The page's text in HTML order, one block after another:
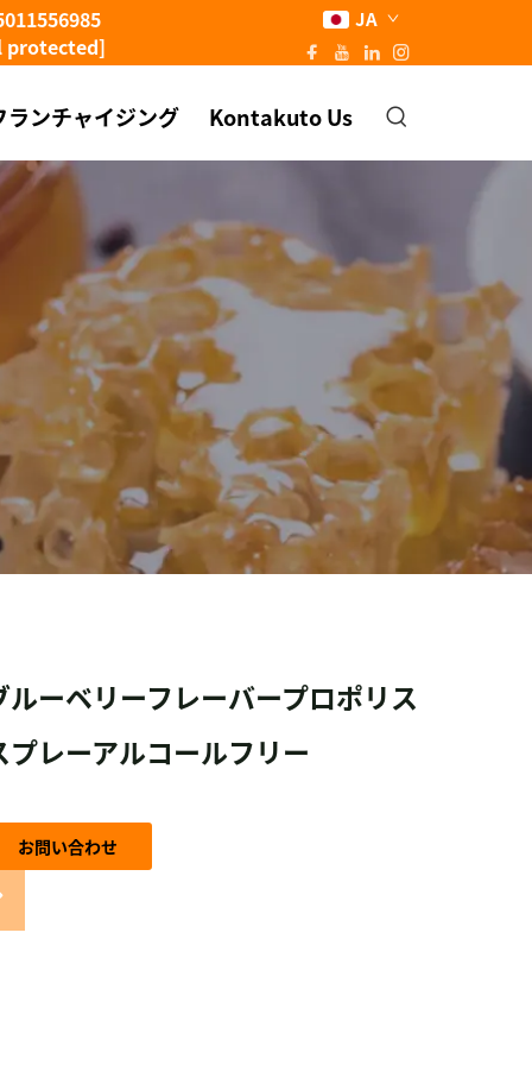
protected]
JA
ランチャイジング Kontakuto Us
ルーベリーフレーバープロポリス
プレーアルコールフリー
お問い合わせ